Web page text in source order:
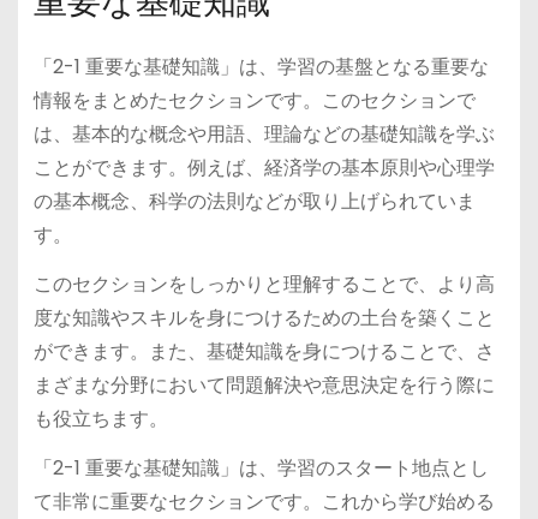
「2-1 重要な基礎知識」は、学習の基盤となる重要な
情報をまとめたセクションです。このセクションで
は、基本的な概念や用語、理論などの基礎知識を学ぶ
ことができます。例えば、経済学の基本原則や心理学
の基本概念、科学の法則などが取り上げられていま
す。
このセクションをしっかりと理解することで、より高
度な知識やスキルを身につけるための土台を築くこと
ができます。また、基礎知識を身につけることで、さ
まざまな分野において問題解決や意思決定を行う際に
も役立ちます。
「2-1 重要な基礎知識」は、学習のスタート地点とし
て非常に重要なセクションです。これから学び始める